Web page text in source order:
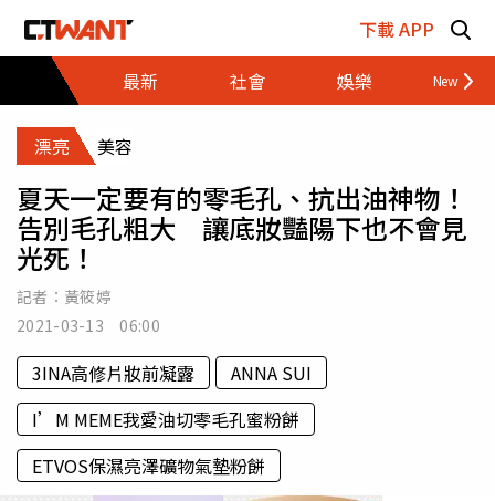
下載 APP
最新
社會 娛樂 財經
漂亮 美容
夏天一定要有的零毛孔、抗出油神物！
告別毛孔粗大 讓底妝豔陽下也不會見
光死！
記者： 黃筱婷
2021-03-13 06:00
3INA高修片妝前凝露
ANNA SUI
I’M MEME我愛油切零毛孔蜜粉餅
ETVOS保濕亮澤礦物氣墊粉餅